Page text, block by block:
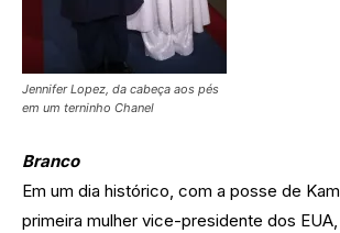
Jennifer Lopez, da cabeça aos pés
em um terninho Chanel
Branco
Em um dia histórico, com a posse de
primeira mulher vice-presidente dos